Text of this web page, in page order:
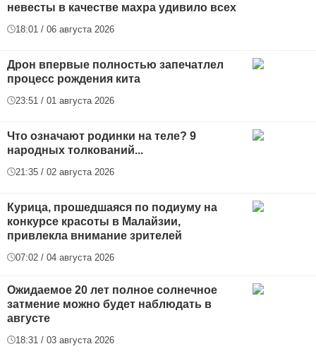
невесты в качестве махра удивило всех
18:01 / 06 августа 2026
Дрон впервые полностью запечатлел
процесс рождения кита
23:51 / 01 августа 2026
Что означают родинки на теле? 9
народных толкований...
21:35 / 02 августа 2026
Курица, прошедшаяся по подиуму на
конкурсе красоты в Малайзии,
привлекла внимание зрителей
07:02 / 04 августа 2026
Ожидаемое 20 лет полное солнечное
затмение можно будет наблюдать в
августе
18:31 / 03 августа 2026